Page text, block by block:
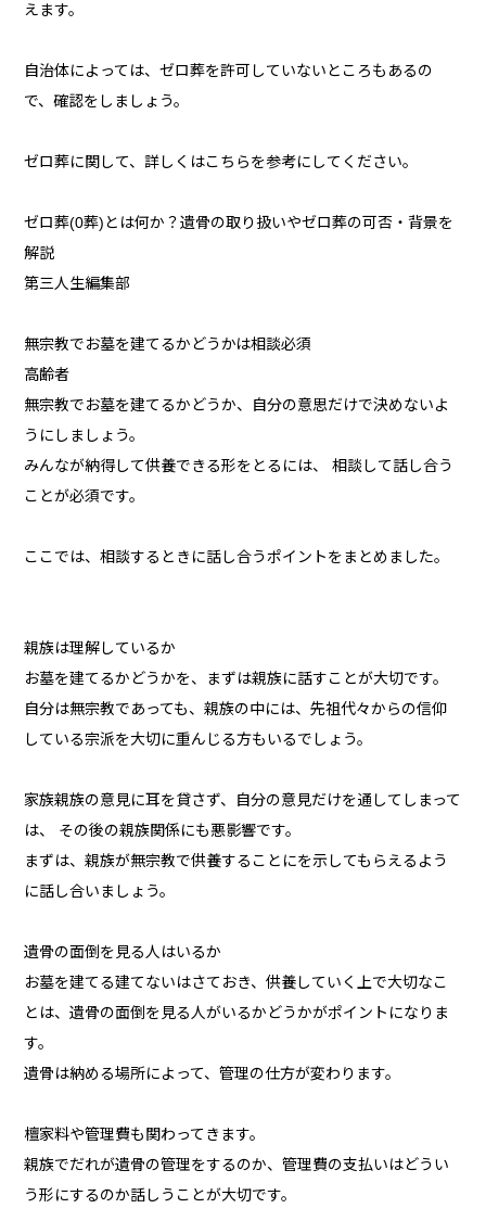
えます。
自治体によっては、ゼロ葬を許可していないところもあるの
で、確認をしましょう。
ゼロ葬に関して、詳しくはこちらを参考にしてください。
ゼロ葬(0葬)とは何か？遺骨の取り扱いやゼロ葬の可否・背景を
解説
第三人生編集部
無宗教でお墓を建てるかどうかは相談必須
高齢者
無宗教でお墓を建てるかどうか、自分の意思だけで決めないよ
うにしましょう。
みんなが納得して供養できる形をとるには、 相談して話し合う
ことが必須です。
ここでは、相談するときに話し合うポイントをまとめました。
親族は理解しているか
お墓を建てるかどうかを、まずは親族に話すことが大切です。
自分は無宗教であっても、親族の中には、先祖代々からの信仰
している宗派を大切に重んじる方もいるでしょう。
家族親族の意見に耳を貸さず、自分の意見だけを通してしまって
は、 その後の親族関係にも悪影響です。
まずは、親族が無宗教で供養することにを示してもらえるよう
に話し合いましょう。
遺骨の面倒を見る人はいるか
お墓を建てる建てないはさておき、供養していく上で大切なこ
とは、遺骨の面倒を見る人がいるかどうかがポイントになりま
す。
遺骨は納める場所によって、管理の仕方が変わります。
檀家料や管理費も関わってきます。
親族でだれが遺骨の管理をするのか、管理費の支払いはどうい
う形にするのか話しうことが大切です。